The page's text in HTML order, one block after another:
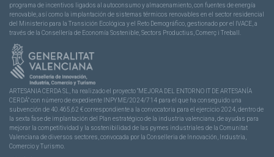
programa de incentivos ligados al autoconsumo y almacenamiento, con fuentes de energía
renovable, así como la implantación de sistemas térmicos renovables en el sector residencial
del Ministerio para la Transición Ecológica y el Reto Demográfico, gestionado por el IVACE, a
través de la Consellería de Economía Sostenible, Sectors Productius, Comerç i Treball.
ARTESANIA CERDA SL, ha realizado el proyecto “MEJORA DEL ENTORNO IT DE ARTESANÍA
CERDÁ” con número de expediente INPYME/2024/714 para el que ha conseguido una
subvención de 40.465,62 € correspondiente a la convocatoria para el ejercicio 2024, dentro de
la sexta fase de implantación del Plan estratégico de la industria valenciana, de ayudas para
mejorar la competitividad y la sostenibilidad de las pymes industriales de la Comunitat
Valenciana de diversos sectores, convocada por la Conselleria de Innovación, Industria,
Comercio y Turismo.